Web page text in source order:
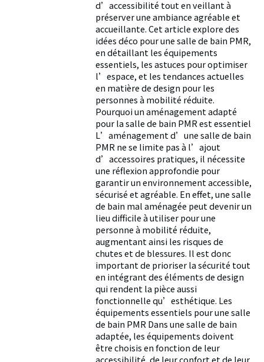
d’accessibilité tout en veillant à
préserver une ambiance agréable et
accueillante. Cet article explore des
idées déco pour une salle de bain PMR,
en détaillant les équipements
essentiels, les astuces pour optimiser
l’espace, et les tendances actuelles
en matière de design pour les
personnes à mobilité réduite.
Pourquoi un aménagement adapté
pour la salle de bain PMR est essentiel
L’aménagement d’une salle de bain
PMR ne se limite pas à l’ajout
d’accessoires pratiques, il nécessite
une réflexion approfondie pour
garantir un environnement accessible,
sécurisé et agréable. En effet, une salle
de bain mal aménagée peut devenir un
lieu difficile à utiliser pour une
personne à mobilité réduite,
augmentant ainsi les risques de
chutes et de blessures. Il est donc
important de prioriser la sécurité tout
en intégrant des éléments de design
qui rendent la pièce aussi
fonctionnelle qu’esthétique. Les
équipements essentiels pour une salle
de bain PMR Dans une salle de bain
adaptée, les équipements doivent
être choisis en fonction de leur